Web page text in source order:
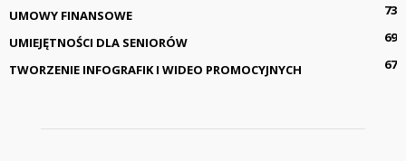
UMOWY FINANSOWE
73
UMIEJĘTNOŚCI DLA SENIORÓW
69
TWORZENIE INFOGRAFIK I WIDEO PROMOCYJNYCH
67